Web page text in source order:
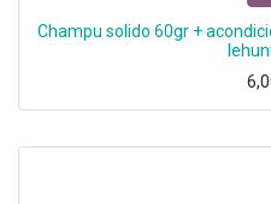
Champu solido 60gr +